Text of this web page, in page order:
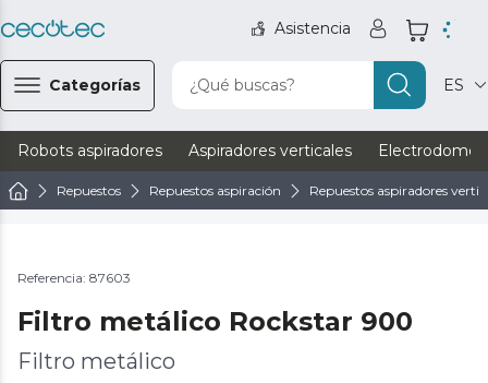
Asistencia
Categorías ¿Qué buscas? ES
Robots aspiradores Aspiradores verticales
Repuestos Repuestos aspiración Repuestos aspiradores
Referencia: 87603
Filtro metálico Rockstar 900
Filtro metálico